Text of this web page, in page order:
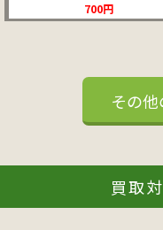
700円
その
買取